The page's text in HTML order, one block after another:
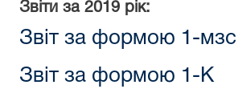
Звіти за 2019 рік:
Звіт за формою 1-мзс
Звіт за формою 1-К